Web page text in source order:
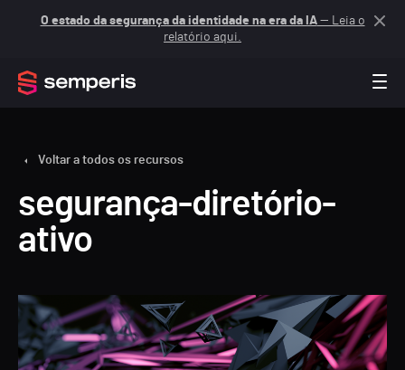
O estado da segurança da identidade na era da IA— Leia o
relatório aqui.
Voltar a todos os recursos
segurança-diretório-
ativo